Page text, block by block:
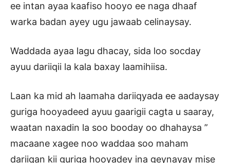
ee intan ayaa kaafiso hooyo ee naga dhaaf
warka badan ayey ugu jawaab celinaysay.
Waddada ayaa lagu dhacay, sida loo socday
ayuu dariiqii la kala baxay laamihiisa.
Laan ka mid ah laamaha dariiqyada ee aadaysay
guriga hooyadeed ayuu gaarigii cagta u saaray,
waatan naxadin la soo booday oo dhahaysa ”
macaane xagee noo waddaa soo maham
dariiqan kii guriga hooyadey ina geynayay mise